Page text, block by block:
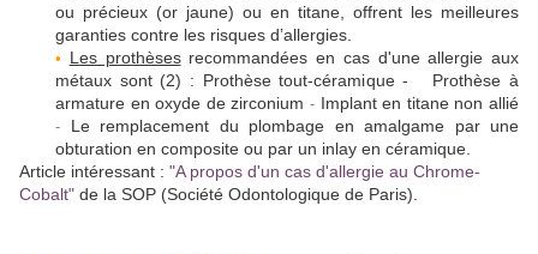
ou précieux (or jaune) ou en titane, offrent les meilleures
garanties contre les risques d’allergies.
• Les prothèsesrecommandées en cas d'une allergie aux
métaux sont (2) : Prothèse tout-céramique -
Prothèse à
armature en oxyde de zirconium - Implant en titane non allié
- Le remplacement du plombage en amalgame par une
obturation en composite ou par un inlay en céramique.
Article intéressant : "A propos d'un cas d'allergie au Chrome-
Cobalt" de la SOP (Société Odontologique de Paris).